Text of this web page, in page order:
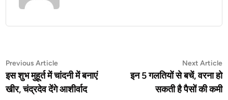
Post
navigation
Previous ArticlePrevious
article:
इस शुभ मुहूर्त में चांदनी में बनाएं
खीर, चंद्रदेव देंगे आशीर्वाद
Next Article
इन 5 गलतियों से बचें, वरना हो
सकती है पैसों की कमी